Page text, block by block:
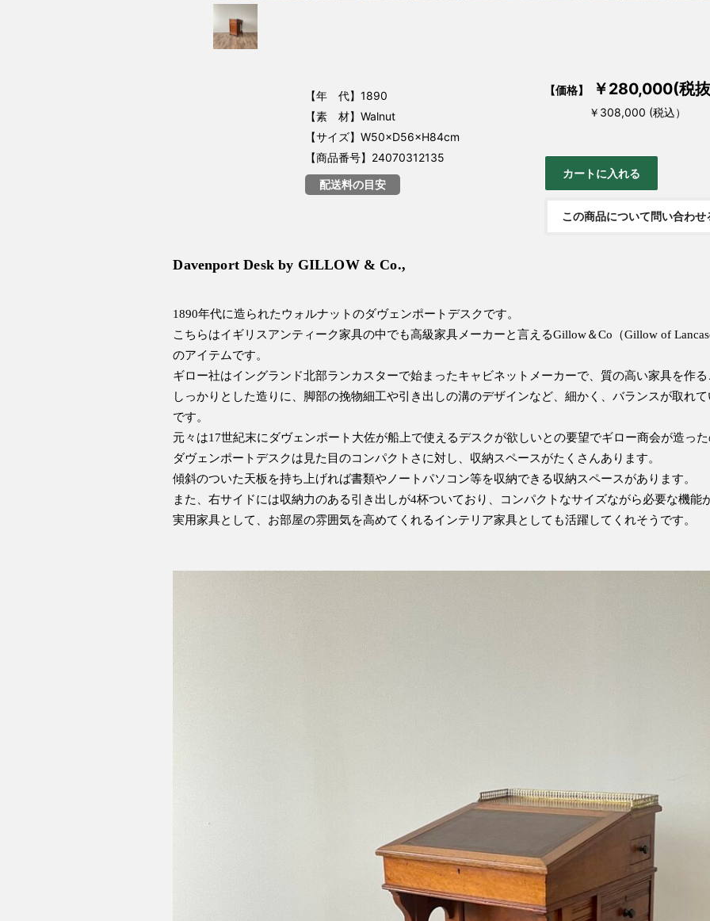
【年 代】1890
【素 材】Walnut
【サイズ】W50×D56×H84cm
【商品番号】24070312135
配送料の目安
【価格】 ￥280,000(税
￥308,000 (税込）
この商品について問い合わせ
Davenport Desk by GILLOW & Co.,
1890年代に造られたウォルナットのダヴェンポートデスクです。
こちらはイギリスアンティーク家具の中でも高級家具メーカーと言えるGillow＆Co（Gillow of
のアイテムです。
ギロー社はイングランド北部ランカスターで始まったキャビネットメーカーで、質の高い家具を作
しっかりとした造りに、脚部の挽物細工や引き出しの溝のデザインなど、細かく、バランスが取れ
です。
元々は17世紀末にダヴェンポート大佐が船上で使えるデスクが欲しいとの要望でギロー商会が造っ
ダヴェンポートデスクは見た目のコンパクトさに対し、収納スペースがたくさんあります。
傾斜のついた天板を持ち上げれば書類やノートパソコン等を収納できる収納スペースがあります。
また、右サイドには収納力のある引き出しが4杯ついており、コンパクトなサイズながら必要な機能
実用家具として、お部屋の雰囲気を高めてくれるインテリア家具としても活躍してくれそうです。